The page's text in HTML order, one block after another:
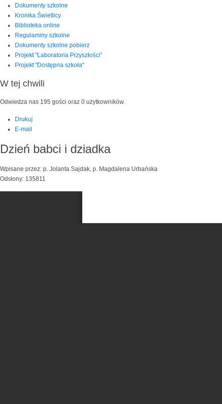
Dokumenty szkolne
Kronika Świetlicy
Biblioteka online
Regulaminy szkolne
Dokumenty szkolne pobierz
Projekt "Laboratoria Przyszłości"
Projekt "Dostępna szkoła"
W tej chwili
Odwiedza nas 195 gości oraz 0 użytkowników.
Drukuj
E-mail
Dzień babci i dziadka
Wpisane przez: p. Jolanta Sajdak, p. Magdalena Urbańska
Odsłony: 135811